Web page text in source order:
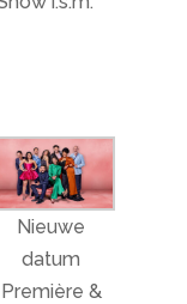
Nieuwe
datum
Première &